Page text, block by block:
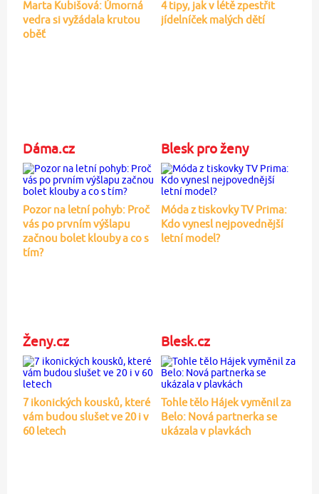
Marta Kubišová: Úmorná
vedra si vyžádala krutou
oběť
4 tipy, jak v létě zpestřit
jídelníček malých dětí
Dáma.cz
Pozor na letní pohyb: Proč
vás po prvním výšlapu
začnou bolet klouby a co s
tím?
Blesk pro ženy
Móda z tiskovky TV Prima:
Kdo vynesl nejpovednější
letní model?
Ženy.cz
7 ikonických kousků, které
vám budou slušet ve 20 i v
60 letech
Blesk.cz
Tohle tělo Hájek vyměnil za
Belo: Nová partnerka se
ukázala v plavkách